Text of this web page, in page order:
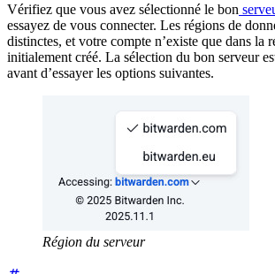
Vérifiez que vous avez sélectionné le bon
essayez de vous connecter. Les régions de
distinctes, et votre compte n’existe que dans la
initialement créé. La sélection du bon serveur
avant d’essayer les options suivantes.
Région du serveur